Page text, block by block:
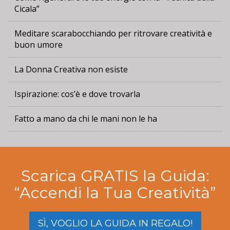
Informativa sulla privacy
DoubleVerify Inc.
Informativa sulla privacy
IPONWEB GmbH
Informativa sulla privacy
NextRoll, Inc.
Informativa sulla privacy
ID5 Technology SAS
Informativa sulla privacy
digitalAudience B.V.
SMARTSTREAM.TV GmbH
Cicala”
Meditare scarabocchiando per ritrovare creatività e
buon umore
La Donna Creativa non esiste
Ispirazione: cos’è e dove trovarla
Fatto a mano da chi le mani non le ha
Scarica GRATIS la Guida:
“Accendi la Tua Creatività”
SÌ, VOGLIO LA GUIDA IN REGALO!